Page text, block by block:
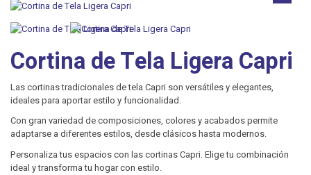
Cortina de Tela Ligera Capri
Las cortinas tradicionales de tela Capri son versátiles y elegantes,
ideales para aportar estilo y funcionalidad.
Con gran variedad de composiciones, colores y acabados permite
adaptarse a diferentes estilos, desde clásicos hasta modernos.
Personaliza tus espacios con las cortinas Capri. Elige tu combinación
ideal y transforma tu hogar con estilo.